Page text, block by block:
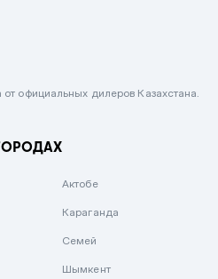
официальных дилеров Казахстана.
Актобе
Караганда
Семей
Шымкент